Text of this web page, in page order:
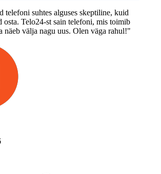
telefoni suhtes alguses skeptiline, kuid
osta. Telo24-st sain telefoni, mis toimib
näeb välja nagu uus. Olen väga rahul!"